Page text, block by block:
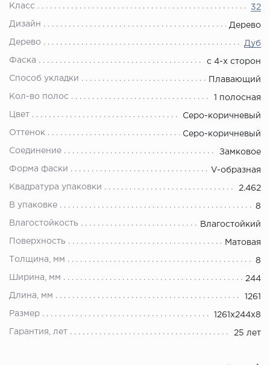
Класс 32
Дизайн Дерево
Дерево Дуб
Фаска с 4-х сторон
Способ укладки Плавающий
Кол-во полос 1 полосная
Цвет Серо-коричневый
Оттенок Серо-коричневый
Соединение Замковое
Форма фаски V-образная
Квадратура упаковки 2.462
В упаковке 8
Влагостойкость Влагостойкий
Поверхность Матовая
Толщина, мм 8
Ширина, мм 244
Длина, мм 1261
Размер 1261х244х8
Гарантия, лет 25 лет